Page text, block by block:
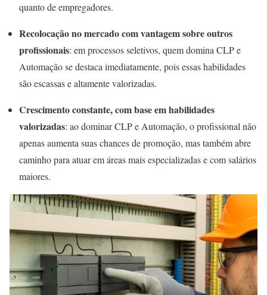
quanto de empregadores.
Recolocação no mercado com vantagem sobre outros
profissionais: em processos seletivos, quem domina CLP e
Automação se destaca imediatamente, pois essas habilidades
são escassas e altamente valorizadas.
Crescimento constante, com base em habilidades
valorizadas: ao dominar CLP e Automação, o profissional não
apenas aumenta suas chances de promoção, mas também abre
caminho para atuar em áreas mais especializadas e com salários
maiores.